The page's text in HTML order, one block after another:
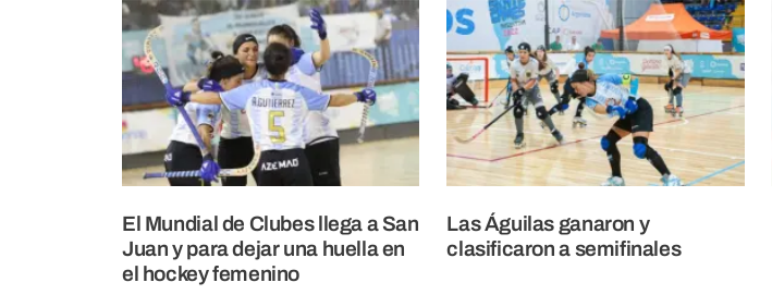
El Mundial de Clubes llega a San
Juan y para dejar una huella en
el hockey femenino
Las Águilas ganaron y
clasificaron a semifinales